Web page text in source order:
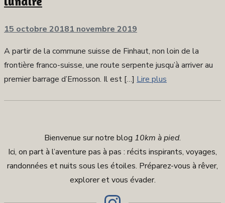
Publié
15 octobre 20181 novembre 2019
A partir de la commune suisse de Finhaut, non loin de la
frontière franco-suisse, une route serpente jusqu’à arriver au
premier barrage d’Emosson. Il est […] Lire plus
Bienvenue sur notre blog 10km à pied.
Ici, on part à l’aventure pas à pas : récits inspirants, voyages,
randonnées et nuits sous les étoiles. Préparez-vous à rêver,
explorer et vous évader.